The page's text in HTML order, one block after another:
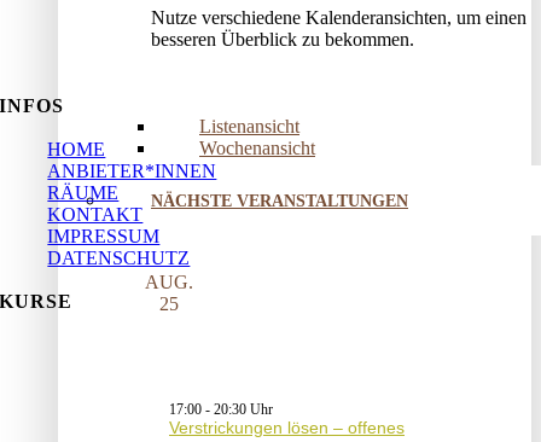
Nutze verschiedene Kalenderansichten, um einen
besseren Überblick zu bekommen.
Listenansicht
Wochenansicht
NÄCHSTE VERANSTALTUNGEN
AUG.
25
17:00 - 20:30
Verstrickungen lösen – offenes
INFOS
HOME
ANBIETER*INNEN
RÄUME
KONTAKT
IMPRESSUM
DATENSCHUTZ
KURSE